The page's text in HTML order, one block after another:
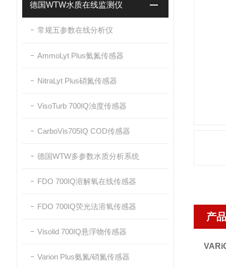
德国WTW水质在线监测仪
常规五参数在线分析仪
AmmoLyt Plus氨氮传感器
NitraLyt Plus硝氮传感器
VisoTurb 700IQ浊度传感器
CarboVis705IQ COD传感器
德国WTW多参数水质分析系统
FDO 700IQ溶解氧在线传感器
FDO 700IQ荧光法溶氧传感器
Visolid 700IQ悬浮物传感器
Varion Plus氨氮/硝氮传感器
产